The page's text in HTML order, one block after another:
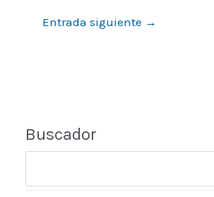
Entrada siguiente →
Buscador
u